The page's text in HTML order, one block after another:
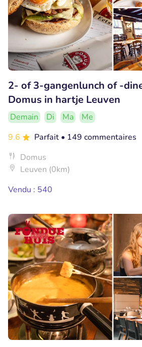
2- of 3-gangenlunch of -
Domus in hartje Leuven
Demain Di Ma
Me
9.6
Parfait • 149 commentaires
Domus
Leuven (0km)
Vendu : 540